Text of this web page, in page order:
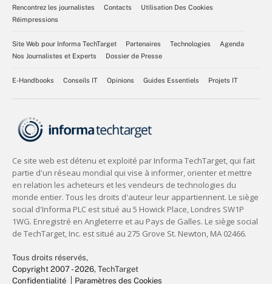
Rencontrez les journalistes
Contacts
Utilisation Des Cookies
Réimpressions
Site Web pour Informa TechTarget Partenaires Technologies
Agenda
Nos Journalistes et Experts
Dossier de Presse
E-Handbooks Conseils IT Opinions Guides Essentiels Projets IT
Tous droits réservés,
Copyright 2007 - 2026, TechTarget
Confidentialité
Paramètres des Cookies